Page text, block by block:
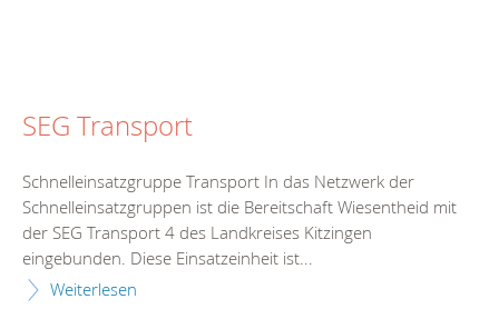
SEG Transport
Schnelleinsatzgruppe Transport In das Netzwerk der
Schnelleinsatzgruppen ist die Bereitschaft Wiesentheid mit
der SEG Transport 4 des Landkreises Kitzingen
eingebunden. Diese Einsatzeinheit ist...
Weiterlesen